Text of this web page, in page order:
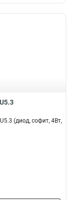
(диод, софит, 4Вт,